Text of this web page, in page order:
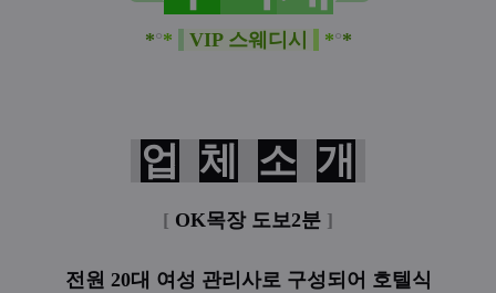
*°* VIP 스웨디시 *°*
업 체 소 개
[ OK목장 도보2분 ]
전원 20대 여성 관리사로 구성되어 호텔식